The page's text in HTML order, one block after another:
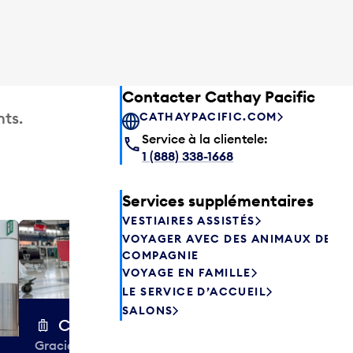
Chariots à bagages
Gracieuseté de la CIBC,
Excess
quelques
Contacter Cathay Pacific
CATHAYPACIFIC.COM
Service à la clientele:
1 (888) 338-1668
Services supplémentaires
VESTIAIRES ASSISTÉS
VOYAGER AVEC DES ANIMAUX DE
COMPAGNIE
VOYAGE EN FAMILLE
LE SERVICE D’ACCUEIL
SALONS